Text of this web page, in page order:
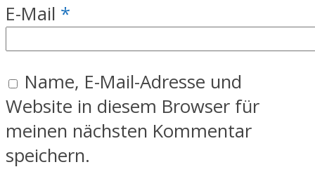
E-Mail *
Name, E-Mail-Adresse und
Website in diesem Browser für
meinen nächsten Kommentar
speichern.